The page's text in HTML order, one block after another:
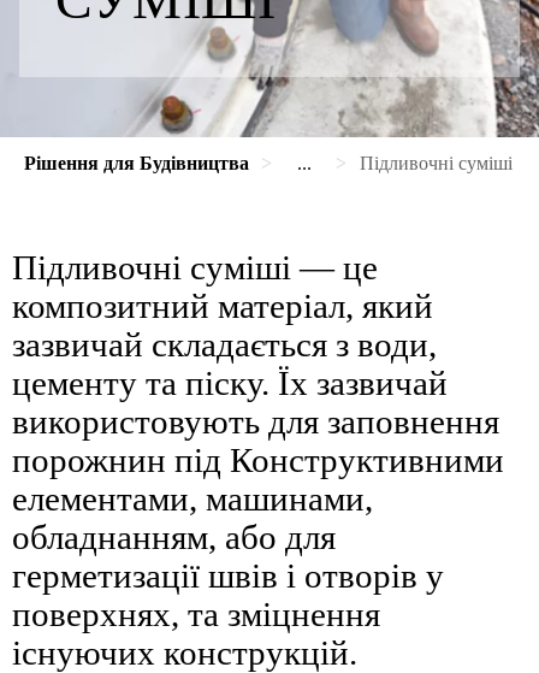
Рішення для Будівництва ... Підливочні суміші
Підливочні суміші — це
композитний матеріал, який
зазвичай складається з води,
цементу та піску. Їх зазвичай
використовують для заповнення
порожнин під Конструктивними
елементами, машинами,
обладнанням, або для
герметизації швів і отворів у
поверхнях, та зміцнення
існуючих конструкцій.